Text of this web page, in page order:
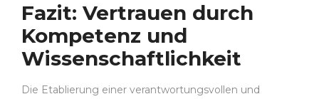
Fazit: Vertrauen durch
Kompetenz und
Wissenschaftlichkeit
Die Etablierung einer verantwortungsvollen und